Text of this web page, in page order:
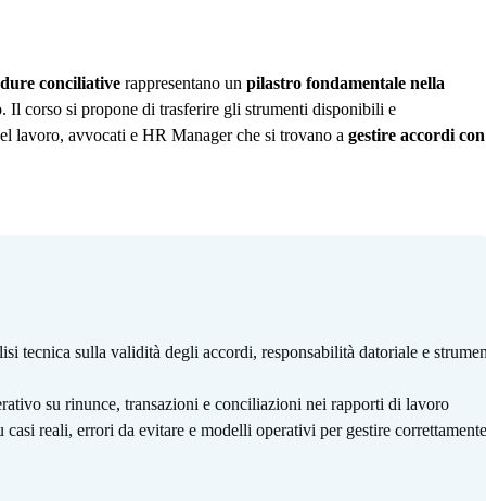
conciliative rappresentano un pilastro fondamentale nella
Il corso si propone di trasferire gli strumenti disponibili e
lavoro, avvocati e HR Manager che si trovano a gestire accordi
tecnica sulla validità degli accordi, responsabilità datoriale e
su rinunce, transazioni e conciliazioni nei rapporti di lavoro
reali, errori da evitare e modelli operativi per gestire correttamente